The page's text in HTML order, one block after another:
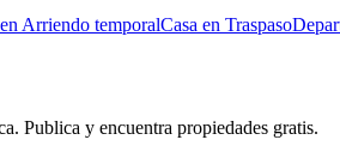
Arriendo temporalCasa en Traspaso
Publica y encuentra propiedades gratis.